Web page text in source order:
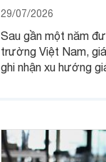
29/07/2026
Sau gần một năm
trường Việt Nam,
ghi nhận xu hướng